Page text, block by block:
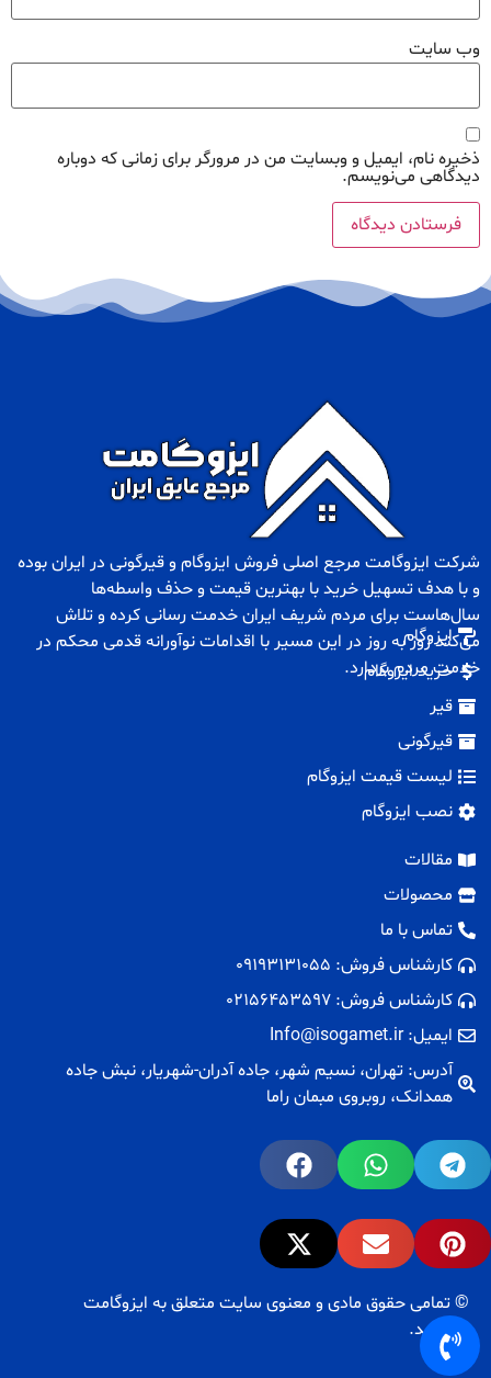
وب‌ سایت
ذخیره نام، ایمیل و وبسایت من در مرورگر برای زمانی که دوباره
دیدگاهی می‌نویسم.
شرکت ایزوگامت مرجع اصلی فروش ایزوگام وقیرگونی در ایران بوده
و با هدف تسهیل خرید با بهترین قیمت و حذف واسطه‌ها
سال‌هاست برای مردم شریف ایران خدمت رسانی کرده و تلاش
می‌کند روز به روز در این مسیر با اقدامات نوآورانه قدمی محکم در
خدمت مردم بردارد.
ایزوگام
خرید ایزوگام
قیر
قیرگونی
لیست قیمت ایزوگام
نصب ایزوگام
مقالات
محصولات
تماس با ما
کارشناس فروش: 09193131055
کارشناس فروش: 02156453597
ایمیل: Info@isogamet.ir
آدرس: تهران، نسیم شهر، جاده آدران-شهریار، نبش جاده
همدانک، روبروی مبمان راما
© تمامی حقوق مادی و معنوی سایت متعلق به ایزوگامت
می‌باشد.